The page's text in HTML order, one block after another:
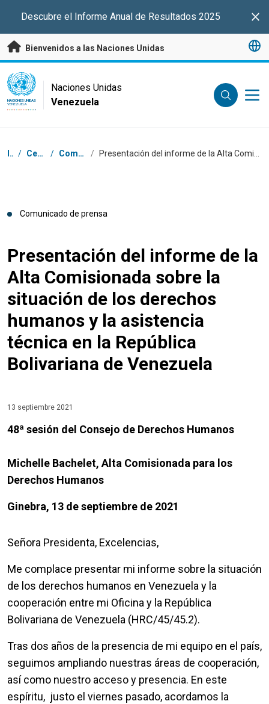
Descubre el Informe Anual de Resultados 2025
Bienvenidos a las Naciones Unidas
UN Logo
NACIONES UNIDAS
VENEZUELA
Naciones Unidas
Venezuela
Coordenadas dentro de la ruta de navegación
Inicio / Centro de prensa / Comunicados de prensa /
Comunicado de prensa
Presentación del informe de la
Alta Comisionada sobre la
situación de los derechos
humanos y la asistencia
técnica en la República
Bolivariana de Venezuela
13 septiembre 2021
48ª sesión del Consejo de Derechos Humanos
Michelle Bachelet, Alta Comisionada para los
Derechos Humanos
Ginebra, 13 de septiembre de 2021
Señora Presidenta, Excelencias,
Me complace presentar mi informe sobre la situación
de los derechos humanos en Venezuela y la
cooperación entre mi Oficina y la República
Bolivariana de Venezuela (HRC/45/45.2).
Tras dos años de la presencia de mi equipo en el país,
seguimos ampliando nuestras áreas de cooperación,
así como nuestro acceso y presencia. En este
espíritu, justo el viernes pasado, acordamos la